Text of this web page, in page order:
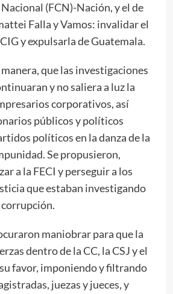
(FCN)-Nación, y el de
Falla y Vamos: invalidar el
y expulsarla de Guatemala.
que las investigaciones
y no saliera a luz la
corporativos, así
públicos y políticos
políticos en la danza de la
Se propusieron,
a la FECI y perseguir a los
que estaban investigando
corrupción.
maniobrar para que la
dentro de la CC, la CSJ y el
favor, imponiendo y filtrando
juezas y jueces, y